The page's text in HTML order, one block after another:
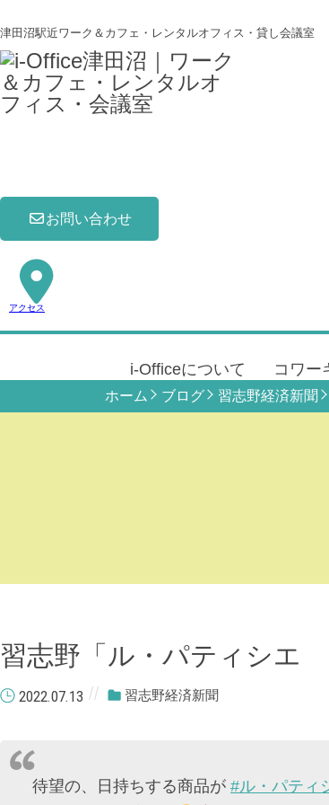
津田沼駅近ワーク＆カフェ・レンタルオフィス・貸し会議室
お問い合わせ
アクセス
i-Officeについて コワー
ホーム ブログ 習志野経済新聞
習志野「ル・パティシエ
2022.07.13 習志野経済新聞
待望の、日持ちする商品が #ル・パティ